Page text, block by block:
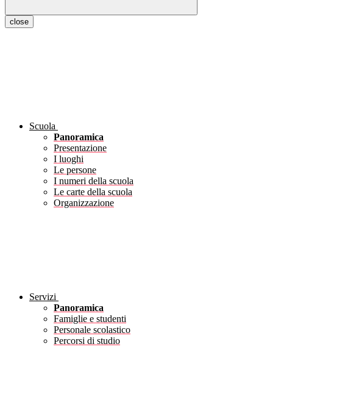
close
Scuola
Panoramica
Presentazione
I luoghi
Le persone
I numeri della scuola
Le carte della scuola
Organizzazione
Servizi
Panoramica
Famiglie e studenti
Personale scolastico
Percorsi di studio